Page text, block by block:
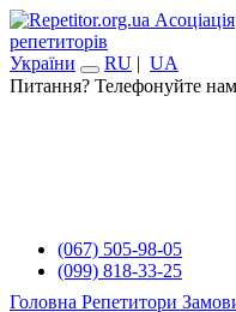
Асоціація
репетиторів
України
RU | UA
Питання? Телефонуйте
(067) 505-98-05
(099) 818-33-25
Головна Репетитори